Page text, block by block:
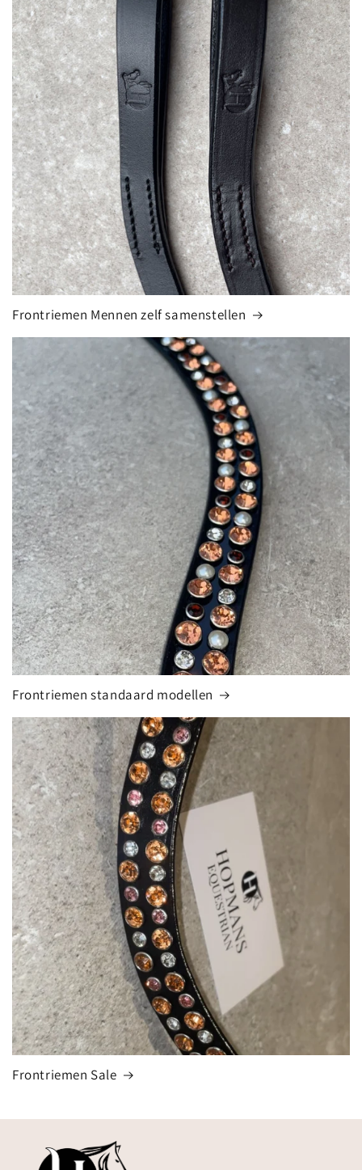
Frontriemen Mennen zelf samenstellen
Frontriemen standaard modellen
Frontriemen Sale